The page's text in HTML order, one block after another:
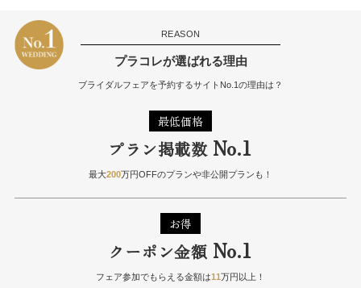
REASON
プラコレが選ばれる理由
ブライダルフェアを予約するサイトNo.1の理由は？
最低価格
プラン掲載数 No.1
最大200万円OFFのプランや非公開プランも！
お得
クーポン金額 No.1
フェア参加でもらえる金額は11万円以上！